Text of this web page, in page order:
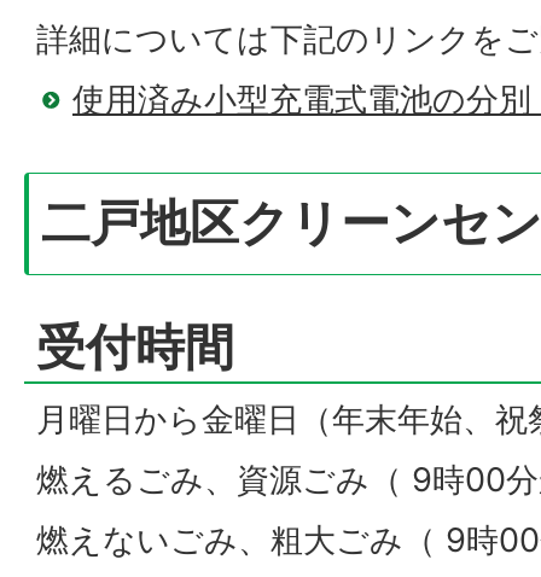
詳細については下記のリンクを
使用済み小型充電式電池の分
二戸地区クリーンセ
受付時間
月曜日から金曜日（年末年始、
燃えるごみ、資源ごみ（ 9時00
燃えないごみ、粗大ごみ（ 9時